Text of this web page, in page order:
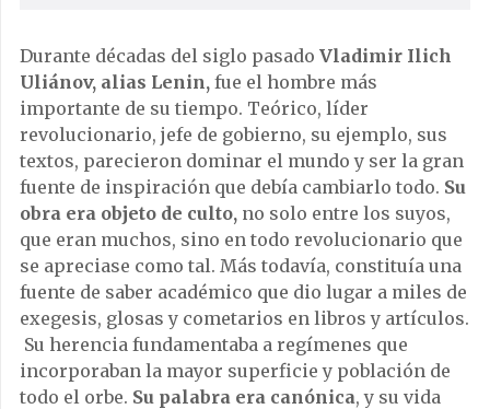
Durante décadas del siglo pasado Vladimir Ilich
Uliánov, alias Lenin, fue el hombre más
importante de su tiempo. Teórico, líder
revolucionario, jefe de gobierno, su ejemplo, sus
textos, parecieron dominar el mundo y ser la gran
fuente de inspiración que debía cambiarlo todo. Su
obra era objeto de culto, no solo entre los suyos,
que eran muchos, sino en todo revolucionario que
se apreciase como tal. Más todavía, constituía una
fuente de saber académico que dio lugar a miles de
exegesis, glosas y cometarios en libros y artículos.
Su herencia fundamentaba a regímenes que
incorporaban la mayor superficie y población de
todo el orbe. Su palabra era canónica, y su vida